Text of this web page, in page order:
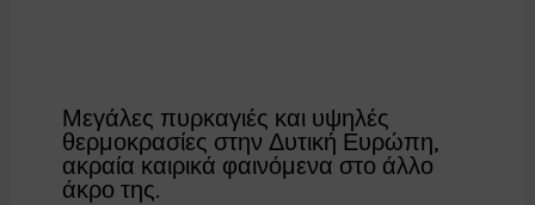
Μεγάλες πυρκαγιές και υψηλές
θερμοκρασίες στην Δυτική Ευρώπη,
ακραία καιρικά φαινόμενα στο άλλο
άκρο της.